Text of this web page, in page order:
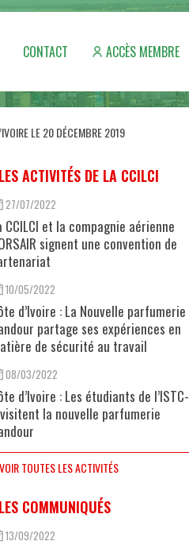
CONTACT ACCÈS MEMBRE
LE 20 DÉCEMBRE 2019
LES ACTIVITÉS DE LA CCILCI
27/07/2022
CCILCI et la compagnie aérienne
signent une convention de
10/05/2022
d’Ivoire : La Nouvelle parfumerie
partage ses expériences en
de sécurité au travail
08/03/2022
d’Ivoire : Les étudiants de l’ISTC-
la nouvelle parfumerie
VOIR TOUTES LES ACTIVITÉS
LES COMMUNIQUÉS
13/09/2022